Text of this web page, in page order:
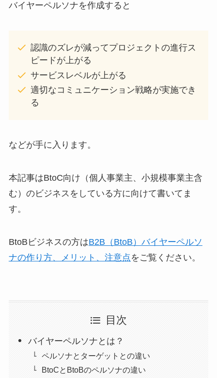
バイヤーペルソナを作成すると
認識のズレが減ってプロジェクトの進行ス
ピードが上がる
サービスレベルが上がる
適切なコミュニケーション戦略が実施でき
る
などが手に入ります。
本記事はBtoC向け（個人事業主、小規模事業主含
む）のビジネスをしている方に向けて書いてま
す。
BtoBビジネスの方はB2B（BtoB）バイヤーペルソ
ナの作り方、メリット、注意点をご覧ください。
目次
バイヤーペルソナとは？
ペルソナとターゲットとの違い
BtoCとBtoBのペルソナの違い